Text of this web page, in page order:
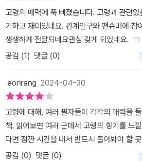
고령의 매력에 푹 빠졌습니다. 고령과 관련
기하고 재미있네요. 관계인구와 팬슈머에 참
생생하게 전달되네요관심 갖게 되었네요.
공감 (1) 댓글 (0)
eonrang 2024-04-30
고령에 대해, 여러 필자들이 각각의 매력을
책. 읽어보면 여러 군데서 고령의 향기를 느
다면 잠깐 시간을 내서 반드시 돌아봐야 할
공감 (0) 댓글 (0)